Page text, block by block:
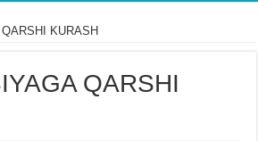
KURASH
QARSHI